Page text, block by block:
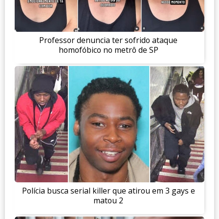
Professor denuncia ter sofrido ataque
homofóbico no metrô de SP
Polícia busca serial killer que atirou em 3 gays e
matou 2